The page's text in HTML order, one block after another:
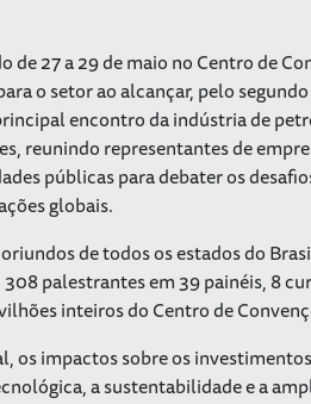
de 27 a 29 de maio no Centro de
o setor ao alcançar, pelo
encontro da indústria de
reunindo representantes de
públicas para debater os
globais.
de todos os estados do
palestrantes em 39 painéis, 8
inteiros do Centro de
impactos sobre os
a sustentabilidade e a